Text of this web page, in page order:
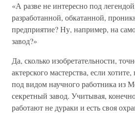
«А разве не интересно под
разработанной, обкатанной,
предприятие? Ну, например, на
завод?»
Да, сколько изобретательности,
актерского мастерства, если
под видом научного работника из
секретный завод. Учитывая,
работают не дураки и есть своя